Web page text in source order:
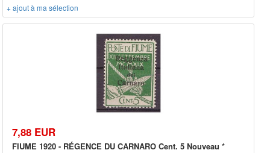
+ ajout à ma sélection
7,88 EUR
FIUME 1920 - RÉGENCE DU CARNARO Cent. 5 Nouveau *